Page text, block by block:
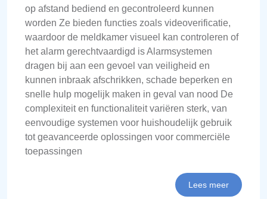
op afstand bediend en gecontroleerd kunnen
worden Ze bieden functies zoals videoverificatie,
waardoor de meldkamer visueel kan controleren of
het alarm gerechtvaardigd is Alarmsystemen
dragen bij aan een gevoel van veiligheid en
kunnen inbraak afschrikken, schade beperken en
snelle hulp mogelijk maken in geval van nood De
complexiteit en functionaliteit variëren sterk, van
eenvoudige systemen voor huishoudelijk gebruik
tot geavanceerde oplossingen voor commerciële
toepassingen
Lees meer